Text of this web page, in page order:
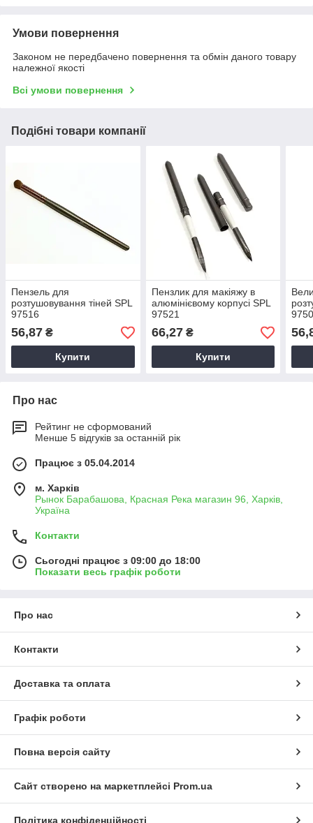
Умови повернення
Законом не передбачено повернення та обмін даного товару
належної якості
Всі умови повернення
Подібні товари компанії
Пензель для
розтушовування тіней SPL
97516
56,87 ₴
Купити
Пензлик для макіяжу в
алюмінієвому корпусі SPL
97521
66,27₴
Купити
Про нас
Рейтинг не сформований
Менше 5 відгуків за останній рік
Працює з 05.04.2014
м. Харків
Рынок Барабашова, Красная Река магазин 96, Харків,
Україна
Контакти
Сьогодні працює з 09:00 до 18:00
Показати весь графік роботи
Про нас
Контакти
Доставка та оплата
Графік роботи
Повна версія сайту
Сайт створено на маркетплейсі Prom.ua
Політика конфіденційності